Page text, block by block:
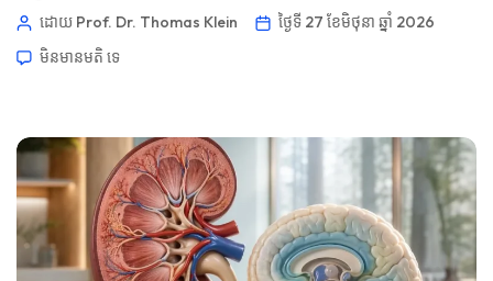
ធ្ងន់ធ្ងរ អាចប៉ះពាល់ដល់សាច់ដុំ ឆ្អឹង ការដកដង្ហើម និងចង្វាក់បេះដូង មុន
ពេលអ្នកជំងឺដឹងថាលេខនោះមានសារៈសំខាន់។ 📖 ~11 នាទី 📅 ថ្ងៃទី 27
ខែមិថុនា ឆ្នាំ 2026 📝 បានបោះពុម្ពផ្សាយ៖ ថ្ងៃទី 27 ខែមិថុនា […]
ដោយ Prof. Dr. Thomas Klein
ថ្ងៃទី 27 ខែមិថុនា ឆ្នាំ 2026
មិនមាន​មតិ​ ទេ